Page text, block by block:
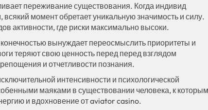
переживание существования. Когда индивид
момент обретает уникальную значимость и силу.
активности, где риски максимально высоки.
вынуждает переосмыслить приоритеты и
теряют свою ценность перед перед взглядом
и отчетливости познания.
интенсивности и психологической
маяками в существовании человека, к которым
и вдохновение от aviator casino.